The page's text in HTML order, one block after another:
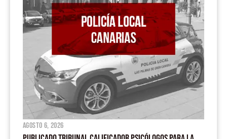
agosto 6, 2026